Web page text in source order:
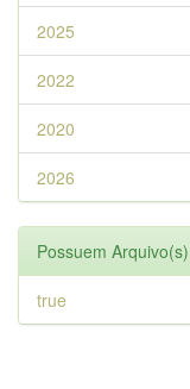
2025
2022
2020
2026
Possuem Arquivo(s)
true